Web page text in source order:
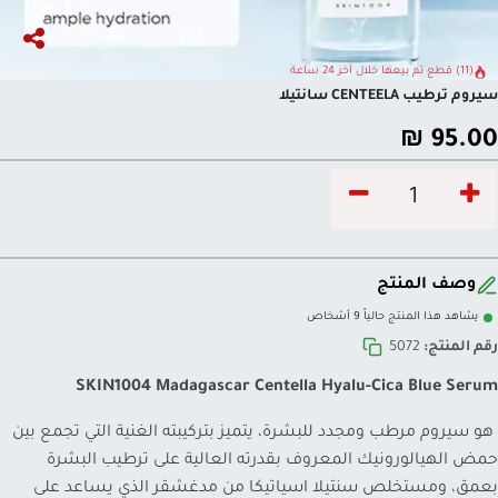
(11) قطع تم بيعها خلال آخر 24 ساعة
سيروم ترطيب CENTEELA سانتيلا
95.00
₪
وصف المنتج
يشاهد هذا المنتج حالياً 9 أشخاص
رقم المنتج: 5072
SKIN1004 Madagascar Centella Hyalu-Cica Blue Serum
هو سيروم مرطب ومجدد للبشرة، يتميز بتركيبته الغنية التي تجمع بين
حمض الهيالورونيك المعروف بقدرته العالية على ترطيب البشرة
بعمق، ومستخلص سنتيلا اسياتيكا من مدغشقر الذي يساعد على